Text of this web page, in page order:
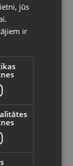
22
uz jūs
ir